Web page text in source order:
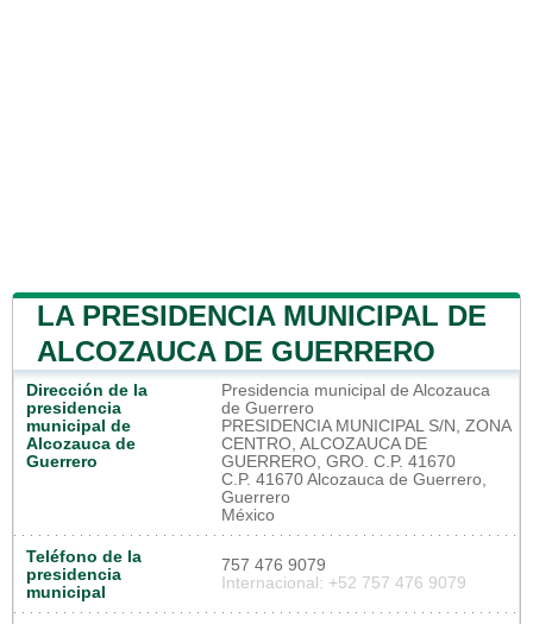
LA PRESIDENCIA MUNICIPAL DE
ALCOZAUCA DE GUERRERO
Dirección de la
presidencia
municipal de
Alcozauca de
Guerrero
Presidencia municipal de Alcozauca
de Guerrero
PRESIDENCIA MUNICIPAL S/N, ZONA
CENTRO, ALCOZAUCA DE
GUERRERO, GRO. C.P. 41670
C.P. 41670 Alcozauca de Guerrero,
Guerrero
México
Teléfono de la
presidencia
municipal
757 476 9079
Internacional: +52 757 476 9079